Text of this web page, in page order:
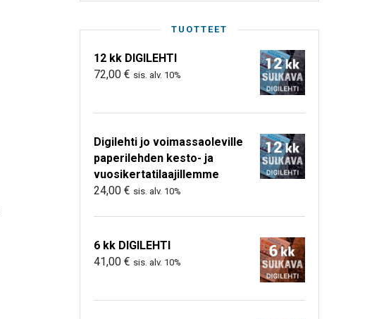
TUOTTEET
12 kk DIGILEHTI
72,00 € sis. alv. 10%
Digilehti jo voimassaoleville
paperilehden kesto- ja
vuosikertatilaajillemme
24,00 € sis. alv. 10%
6 kk DIGILEHTI
41,00 € sis. alv. 10%